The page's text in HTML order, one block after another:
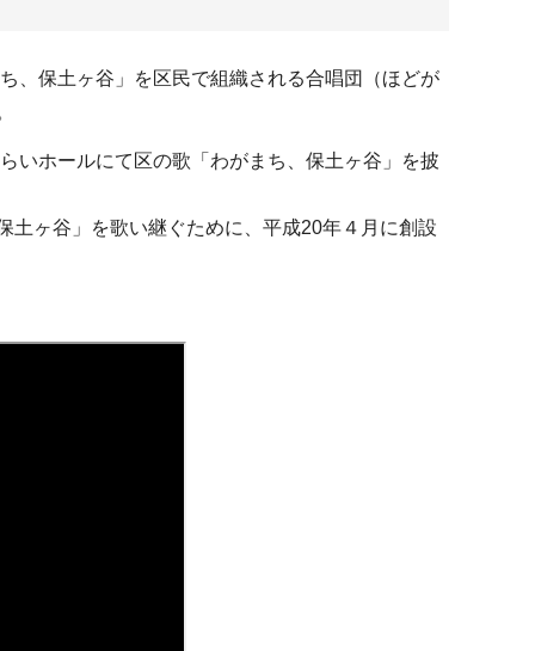
、保土ヶ谷」を区民で組織される合唱団（ほどが
いホールにて区の歌「わがまち、保土ヶ谷」を披
土ヶ谷」を歌い継ぐために、平成20年４月に創設